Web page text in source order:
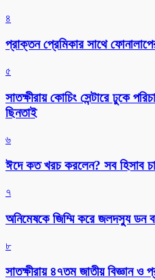
৪
প্রাক্তন প্রেমিকার সাথে
৫
সাতক্ষীরায় কোচিং সেন্টারে ঢুকে
ছিনতাই
৬
ঈদে কত খরচ করলেন? সব হিসাব
৭
অনিমেষকে জিম্মি করে জলদস্যু ডন
৮
সাতক্ষীরায় ৪৭তম জাতীয় বিজ্ঞান